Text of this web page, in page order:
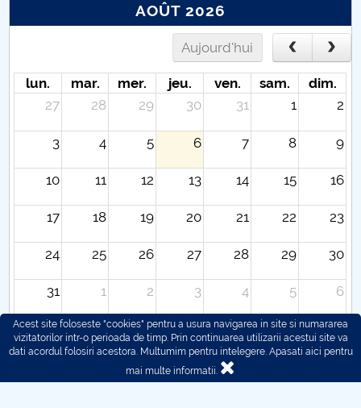
AOÛT 2026
Aujourd'hui
lun. mar. mer. jeu. ven. sam.
dim.
27
28 29 30 31 1 2
3 4 5 6 7 8 9
10 11 12 13 14 15 16
17 18 19 20 21 22 23
24 25 26 27 28 29 30
31 1 2 3 4 5 6
Acest site foloseste "cookies" pentru a usura navigarea in site si numararea
vizitatorilor intr-o perioada de timp. Prin continuarea utilizarii acestui site va
dati acordul folosiri acestora. Multumim pentru intelegere. Apasati aici pentru
mai multe informatii.